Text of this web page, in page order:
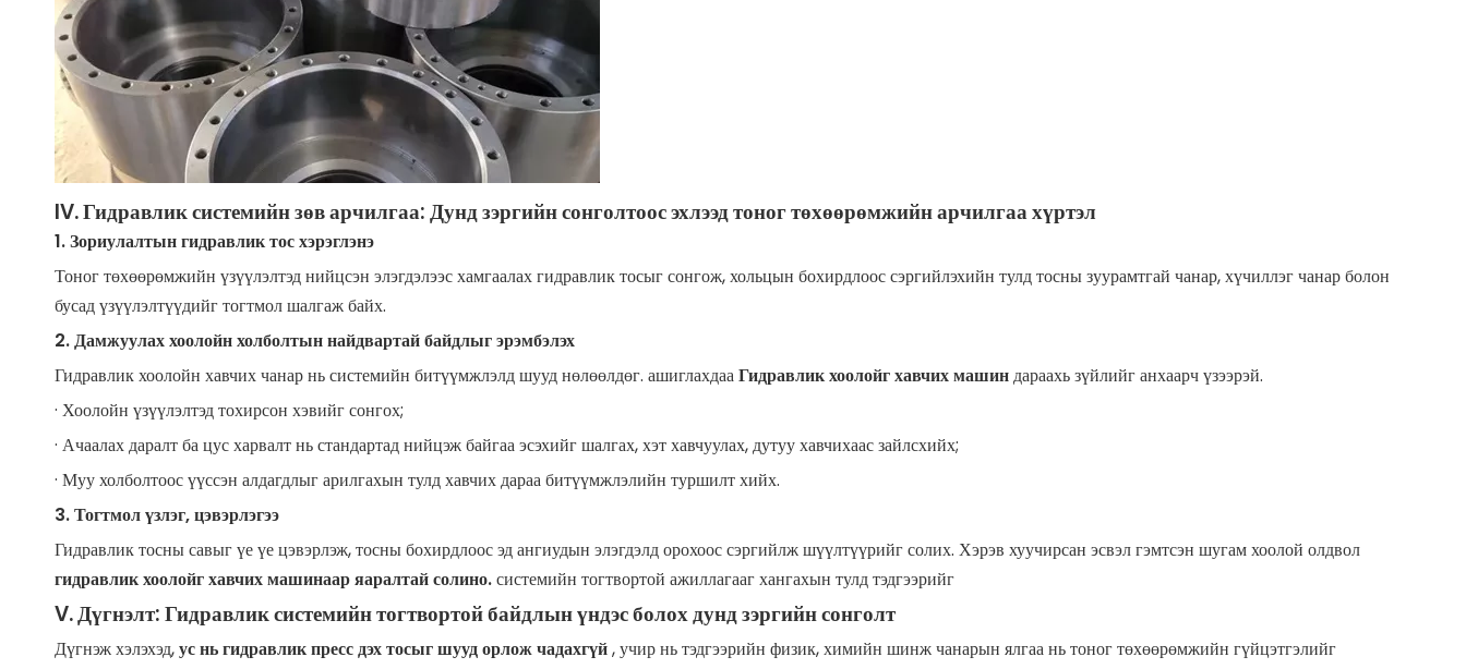
IV. Гидравлик системийн зөв арчилгаа: Дунд зэргийн сонголтоос эхлээд тоног төхөөрөмжийн арчилгаа хүртэл
1. Зориулалтын гидравлик тос хэрэглэнэ
Тоног төхөөрөмжийн үзүүлэлтэд нийцсэн элэгдэлээс хамгаалах гидравлик тосыг сонгож, хольцын бохирдлоос сэргийлэхийн тулд тосны зуурамтгай чанар, хүчиллэг чанар болон
бусад үзүүлэлтүүдийг тогтмол шалгаж байх.
2. Дамжуулах хоолойн холболтын найдвартай байдлыг эрэмбэлэх
Гидравлик хоолойн хавчих чанар нь системийн битүүмжлэлд шууд нөлөөлдөг. ашиглахдааГидравлик хоолойг хавчих машиндараахь зүйлийг анхаарч үзээрэй.
· Хоолойн үзүүлэлтэд тохирсон хэвийг сонгох;
· Ачаалах даралт ба цус харвалт нь стандартад нийцэж байгаа эсэхийг шалгах, хэт хавчуулах, дутуу хавчихаас зайлсхийх;
· Муу холболтоос үүссэн алдагдлыг арилгахын тулд хавчих дараа битүүмжлэлийн туршилт хийх.
3. Тогтмол үзлэг, цэвэрлэгээ
Гидравлик тосны савыг үе үе цэвэрлэж, тосны бохирдлоос эд ангиудын элэгдэлд орохоос сэргийлж шүүлтүүрийг солих. Хэрэв хуучирсан эсвэл гэмтсэн шугам хоолой олдвол
гидравлик хоолойг хавчих машинаар яаралтай солино.системийн тогтвортой ажиллагааг хангахын тулд тэдгээрийг
V. Дүгнэлт: Гидравлик системийн тогтвортой байдлын үндэс болох дунд зэргийн сонголт
Дүгнэж хэлэхэд,ус нь гидравлик пресс дэх тосыг шууд орлож чадахгүй, учир нь тэдгээрийн физик, химийн шинж чанарын ялгаа нь тоног төхөөрөмжийн гүйцэтгэлийг